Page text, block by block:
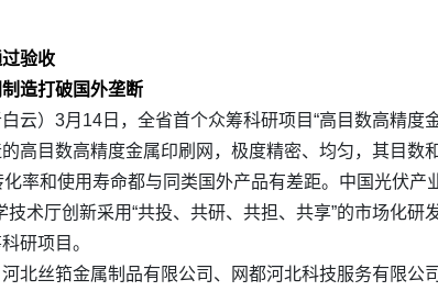
验收
造打破国外垄断
云）3月14日，全省首个众筹科研项目“高目数高精度
高目数高精度金属印刷网，极度精密、均匀，其目数
率和使用寿命都与同类国外产品有差距。中国光伏产
术厅创新采用“共投、共研、共担、共享”的市场化
研项目。
北丝筘金属制品有限公司、网都河北科技服务有限公